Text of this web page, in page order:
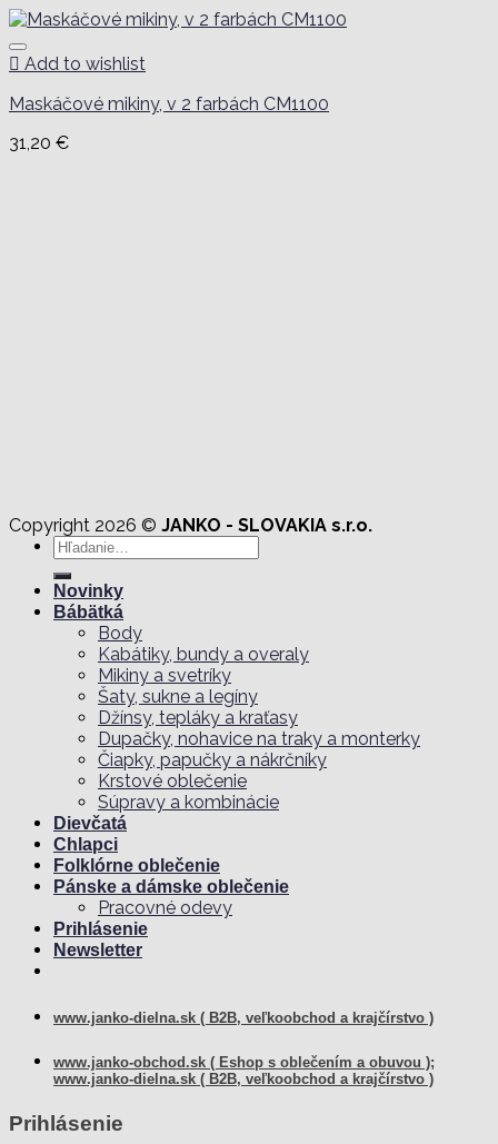
Add to wishlist
Maskáčové mikiny, v 2 farbách CM1100
31,20 €
Copyright 2026 © JANKO - SLOVAKIA s.r.o.
Hľadať:
Novinky
Bábätká
Body
Kabátiky, bundy a overaly
Mikiny a svetríky
Šaty, sukne a legíny
Džínsy, tepláky a kraťasy
Dupačky, nohavice na traky a monterky
Čiapky, papučky a nákrčníky
Krstové oblečenie
Súpravy a kombinácie
Dievčatá
Chlapci
Folklórne oblečenie
Pánske a dámske oblečenie
Pracovné odevy
Prihlásenie
Newsletter
www.janko-dielna.sk ( B2B, veľkoobchod a krajčírstvo )
www.janko-obchod.sk ( Eshop s oblečením a obuvou );
www.janko-dielna.sk ( B2B, veľkoobchod a krajčírstvo )
Prihlásenie